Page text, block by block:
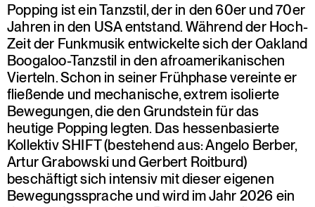
Popping ist ein Tanzstil, der in den 60er und 70er
Jahren in den USA entstand. Während der Hoch-
Zeit der Funkmusik entwickelte sich der Oakland
Boogaloo-Tanzstil in den afroamerikanischen
Vierteln. Schon in seiner Frühphase vereinte er
fließende und mechanische, extrem isolierte
Bewegungen, die den Grundstein für das
heutige Popping legten. Das hessenbasierte
Kollektiv SHIFT (bestehend aus: Angelo Berber,
Artur Grabowski und Gerbert Roitburd)
beschäftigt sich intensiv mit dieser eigenen
Bewegungssprache und wird im Jahr 2026 ein